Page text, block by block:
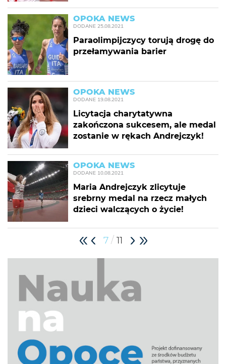
OPOKA NEWS
DODANE 25.08.2021
Paraolimpijczycy torują drogę do
przełamywania barier
OPOKA NEWS
DODANE 19.08.2021
Licytacja charytatywna
zakończona sukcesem, ale medal
zostanie w rękach Andrejczyk!
OPOKA NEWS
DODANE 10.08.2021
Maria Andrejczyk zlicytuje
srebrny medal na rzecz małych
dzieci walczących o życie!
7 / 11